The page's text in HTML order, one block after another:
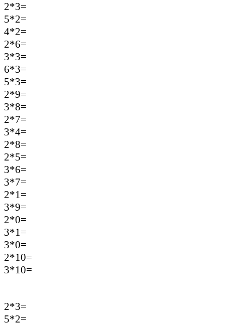
2*3=
5*2=
4*2=
2*6=
3*3=
6*3=
5*3=
2*9=
3*8=
2*7=
3*4=
2*8=
2*5=
3*6=
3*7=
2*1=
3*9=
2*0=
3*1=
3*0=
2*10=
3*10=
2*3=
5*2=